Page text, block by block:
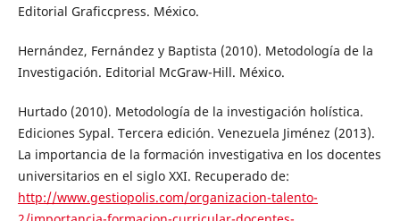
Editorial Graficcpress. México.
Hernández, Fernández y Baptista (2010). Metodología de la
Investigación. Editorial McGraw-Hill. México.
Hurtado (2010). Metodología de la investigación holística.
Ediciones Sypal. Tercera edición. Venezuela Jiménez (2013).
La importancia de la formación investigativa en los docentes
universitarios en el siglo XXI. Recuperado de:
http://www.gestiopolis.com/organizacion-talento-